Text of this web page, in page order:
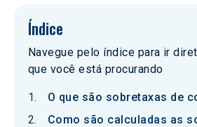
Índice
Navegue pelo índice para ir
que você está procurando
O que são sobretaxas de
Como são calculadas as